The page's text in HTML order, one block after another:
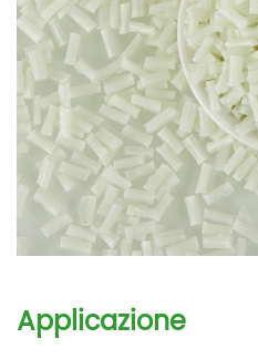
Applicazione